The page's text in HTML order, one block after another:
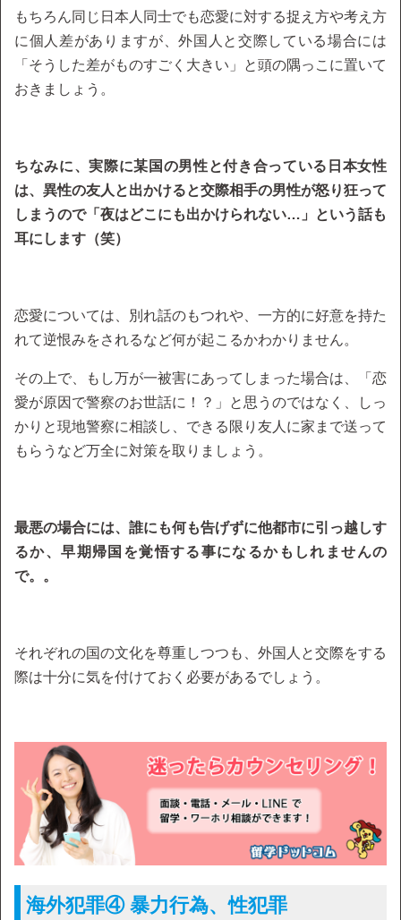
もちろん同じ日本人同士でも恋愛に対する捉え方や考え方
に個人差がありますが、外国人と交際している場合には
「そうした差がものすごく大きい」と頭の隅っこに置いて
おきましょう。
ちなみに、実際に某国の男性と付き合っている日本女性
は、異性の友人と出かけると交際相手の男性が怒り狂って
しまうので「夜はどこにも出かけられない…」という話も
耳にします（笑）
恋愛については、別れ話のもつれや、一方的に好意を持た
れて逆恨みをされるなど何が起こるかわかりません。
その上で、もし万が一被害にあってしまった場合は、「恋
愛が原因で警察のお世話に！？」と思うのではなく、しっ
かりと現地警察に相談し、できる限り友人に家まで送って
もらうなど万全に対策を取りましょう。
最悪の場合には、誰にも何も告げずに他都市に引っ越しす
るか、早期帰国を覚悟する事になるかもしれませんの
で。。
それぞれの国の文化を尊重しつつも、外国人と交際をする
際は十分に気を付けておく必要があるでしょう。
海外犯罪④ 暴力行為、性犯罪